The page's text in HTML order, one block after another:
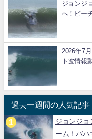
ジョンジ
へ！ビー
2026年7
ト波情報
過去一週間の人気記事
ジョンジョ
ーム！バハ